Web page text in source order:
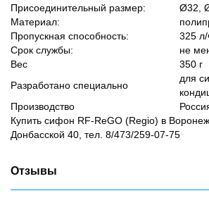
Присоединительный размер:
Ø32,
Материал:
Пропускная способность:
325
Срок службы:
не
Вес
350 г
Разработано специально
для
Производство
Купить сифон RF-ReGO (Regio) в
Донбасской 40, тел. 8/473/259-07-75
Отзывы